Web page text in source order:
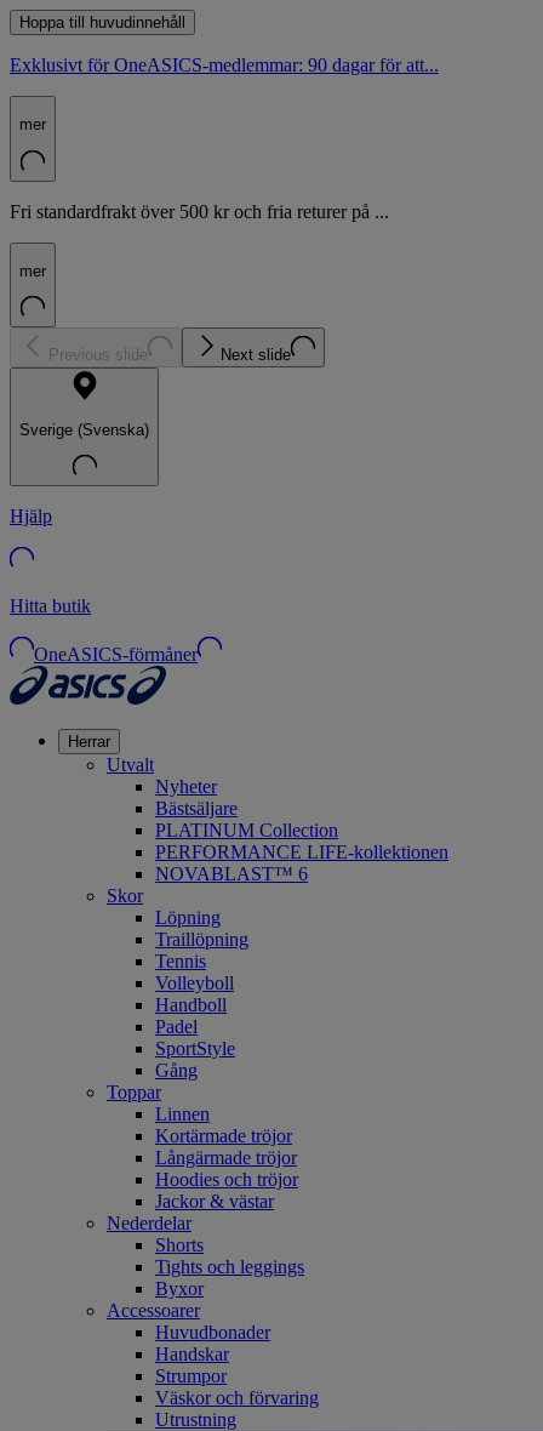
Hoppa till huvudinnehåll
Exklusivt för OneASICS-medlemmar: 90 dagar för att...
mer
Fri standardfrakt över 500 kr och fria returer på ...
mer
Previous slide Next slide
Sverige (Svenska)
Hjälp
Hitta butik
OneASICS-förmåner
Herrar
Utvalt
Nyheter
Bästsäljare
PLATINUM Collection
PERFORMANCE LIFE-kollektionen
NOVABLAST™ 6
Skor
Löpning
Traillöpning
Tennis
Volleyboll
Handboll
Padel
SportStyle
Gång
Toppar
Linnen
Kortärmade tröjor
Långärmade tröjor
Hoodies och tröjor
Jackor & västar
Nederdelar
Shorts
Tights och leggings
Byxor
Accessoarer
Huvudbonader
Handskar
Strumpor
Väskor och förvaring
Utrustning